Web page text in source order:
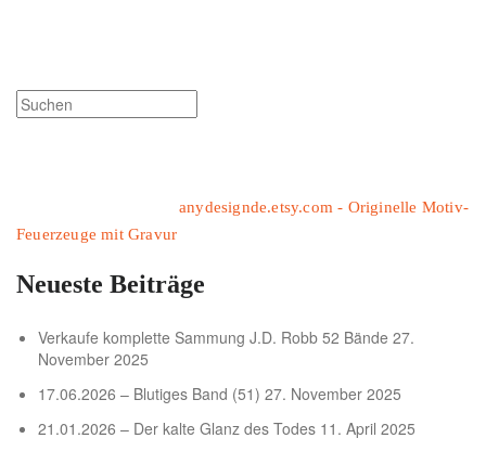
anydesignde.etsy.com - Originelle Motiv-
Feuerzeuge mit Gravur
Neueste Beiträge
Verkaufe komplette Sammung J.D. Robb 52 Bände 27.
November 2025
17.06.2026 – Blutiges Band (51) 27. November 2025
21.01.2026 – Der kalte Glanz des Todes 11. April 2025